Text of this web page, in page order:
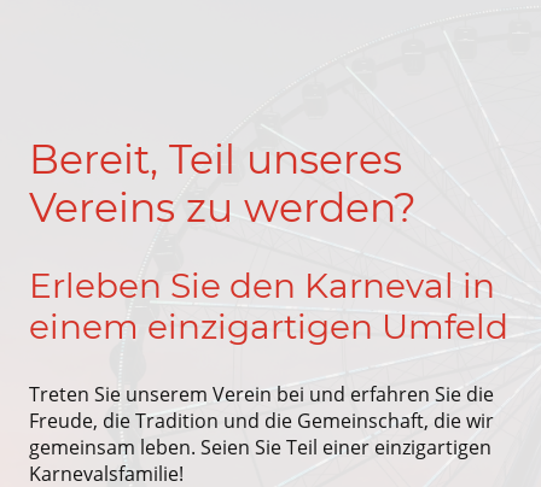
Bereit, Teil unseres
Vereins zu werden?
Erleben Sie den Karneval in
einem einzigartigen Umfeld
Treten Sie unserem Verein bei und erfahren Sie die
Freude, die Tradition und die Gemeinschaft, die wir
gemeinsam leben. Seien Sie Teil einer einzigartigen
Karnevalsfamilie!